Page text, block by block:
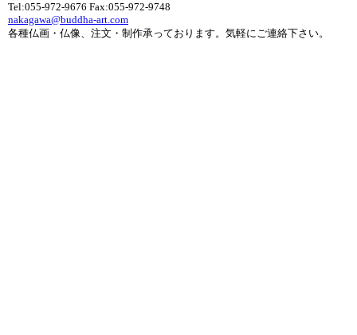
Tel:055-972-9676 Fax:055-972-9748
nakagawa@buddha-art.com
各種仏画・仏像、注文・制作承っております。気軽にご連絡下さい。